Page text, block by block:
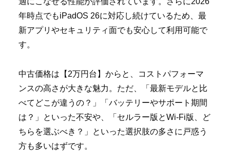
年時点でもiPadOS 26に対応し続けているため、最
新アプリやセキュリティ面でも安心して利用可能で
す。
中古価格は【2万円台】からと、コストパフォーマ
ンスの高さが大きな魅力。ただ、「最新モデルと比
べてどこが違うの？」「バッテリーやサポート期間
は？」といった不安や、「セルラー版とWi-Fi版、ど
ちらを選ぶべき？」といった選択肢の多さに戸惑う
方も多いはずです。